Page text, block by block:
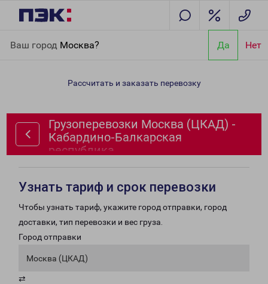
Ваш город Москва? Да Нет
Кабардино-Балкарская республика
Рассчитать и заказать перевозку
Грузоперевозки Москва (ЦКАД) -
Кабардино-Балкарская
республика
Узнать тариф и срок перевозки
Чтобы узнать тариф, укажите город отправки, город
доставки, тип перевозки и вес груза.
Город отправки
Москва (ЦКАД)
⇄